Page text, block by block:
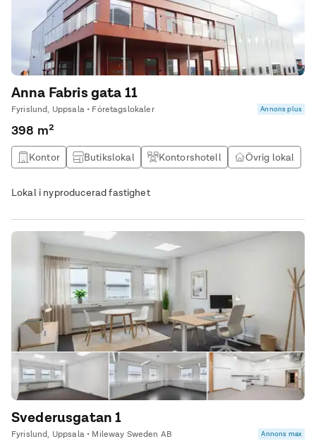
Anna Fabris gata 11
Fyrislund, Uppsala • Företagslokaler Annons plus
398 m²
Kontor Butikslokal Kontorshotell Övrig lokal
Lokal i nyproducerad fastighet
Svederusgatan 1
Fyrislund, Uppsala • Mileway Sweden AB Annons max